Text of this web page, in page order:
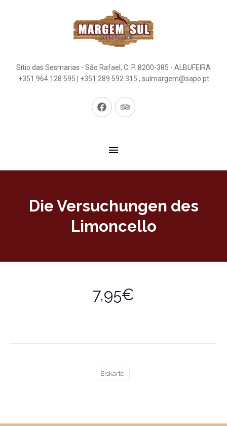
Sítio das Sesmarias - São Rafael, C. P. 8200-385 - ALBUFEIRA
+351 964 128 595 | +351 289 592 315 , sulmargem@sapo.pt
Neues Neues
Die Versuchungen des
Limoncello
7,95€
Eiskarte